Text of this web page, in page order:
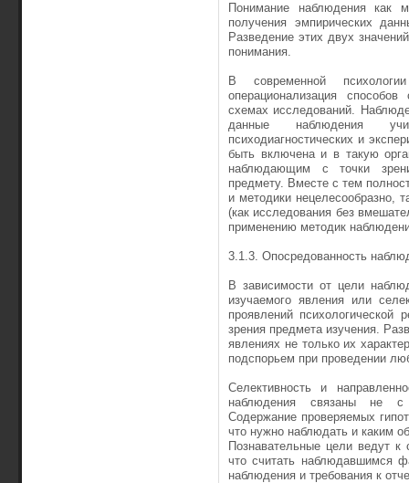
Понимание наблюдения как
получения эмпирических
Разведение этих двух
понимания.
В современной
операционализация
схемах исследований.
данные наблюдения
психодиагностических и
быть включена и в такую
наблю­дающим с точки
предмету. Вместе с тем
и методики нецелесообразно,
(как исследования без
применению методик
3.1.3. Опосредованность
В зависимости от цели
изучаемого явления или
проявлений психологической
зрения предмета изучения.
явлениях не только их
подспорьем при проведении
Селективность и
наблюдения связаны не с
Содержание проверяемых
что нужно наблюдать и каким
Познавательные цели ведут к
что считать наблюдавшимся
наблюдения и требования к